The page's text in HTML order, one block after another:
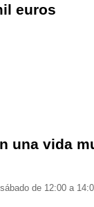
euros
una vida
de 12:00 a